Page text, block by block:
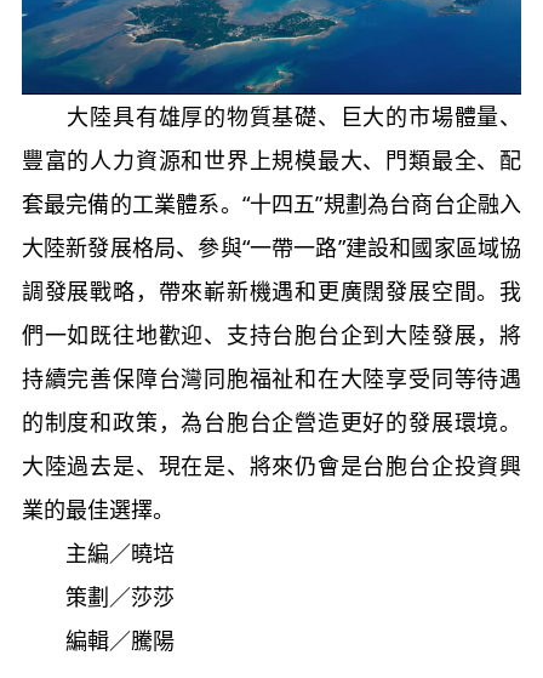
大陸具有雄厚的物質基礎、巨大的市場體量、
豐富的人力資源和世界上規模最大、門類最全、配
套最完備的工業體系。“十四五”規劃為台商台企融入
大陸新發展格局、參與“一帶一路”建設和國家區域協
調發展戰略，帶來嶄新機遇和更廣闊發展空間。我
們一如既往地歡迎、支持台胞台企到大陸發展，將
持續完善保障台灣同胞福祉和在大陸享受同等待遇
的制度和政策，為台胞台企營造更好的發展環境。
大陸過去是、現在是、將來仍會是台胞台企投資興
業的最佳選擇。
主編／曉培
策劃／莎莎
編輯／騰陽